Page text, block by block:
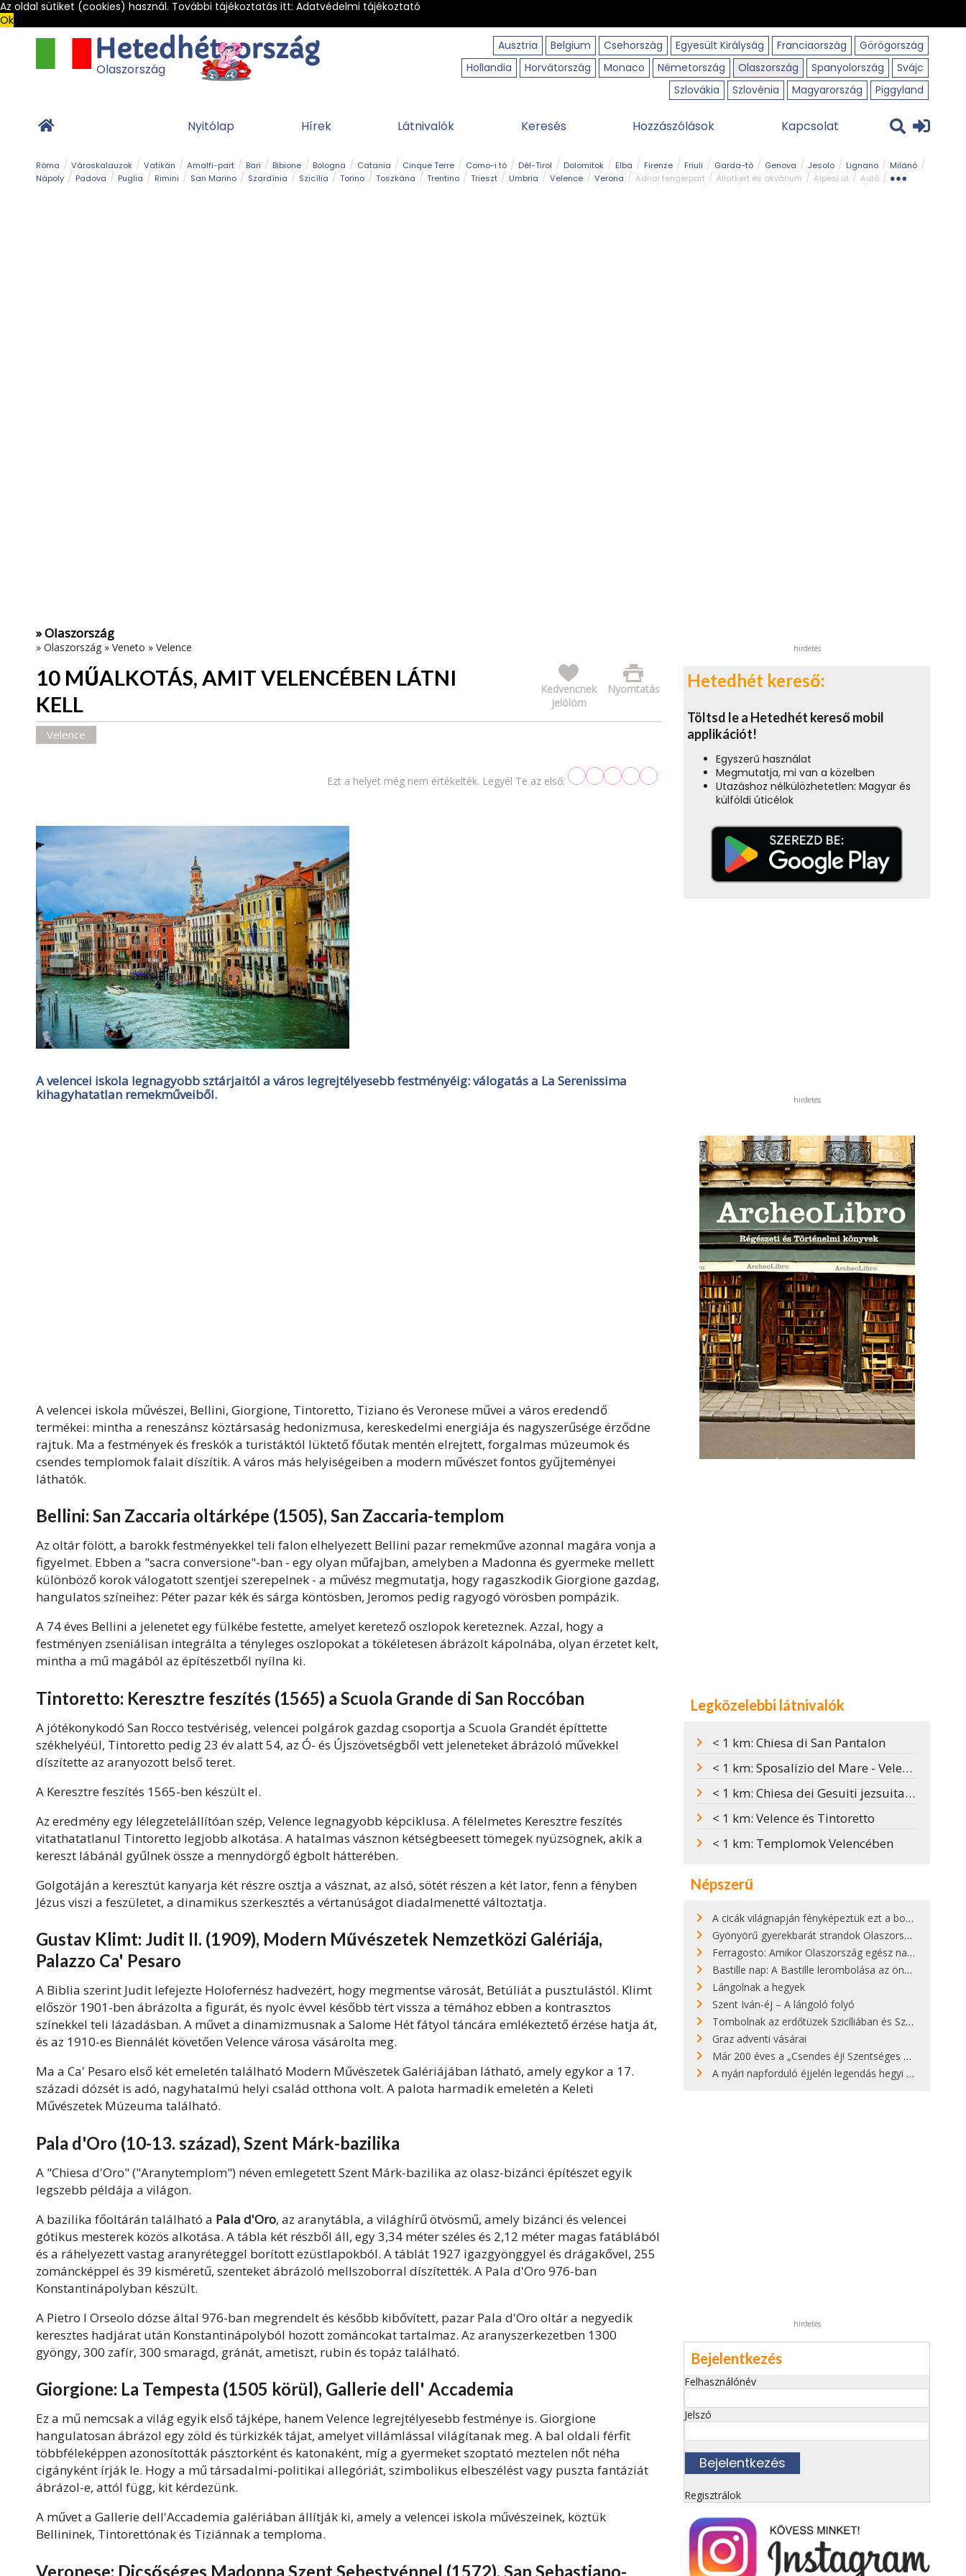
Az oldal sütiket (cookies) használ. További tájékoztatás itt: Adatvédelmi tájékoztató
Ok
Ausztria
Belgium Csehország Egyesült Királyság Franciaország
Görögország
Hollandia
Horvátország Monaco Németország Olaszország Spanyolország
Svájc
Szlovákia
Szlovénia Magyarország Piggyland
Olaszország
Nyitólap Hírek Látnivalók Keresés Hozzászólások Kapcsolat
Róma Városkalauzok Vatikán Amalfi-part Bari Bibione Bologna Catania Cinque Terre Como-i tó Dél-Tirol Dolomitok Elba Firenze Friuli Garda-tó Genova Jesolo Lignano
Milánó
Nápoly
Padova Puglia Rimini San Marino Szardínia Szicília Torino Toszkána Trentino Trieszt Umbria Velence Verona Adriai tengerpart Állatkert és akvárium Alpesi út
Autó
» Olaszország
» Olaszország » Veneto » Velence
10 MŰALKOTÁS, AMIT VELENCÉBEN LÁTNI
KELL
Nyomtatás
Kedvencnek
jelölöm
Velence
Ezt a helyet még nem értékelték. Legyél Te az első:
A velencei iskola legnagyobb sztárjaitól a város legrejtélyesebb festményéig: válogatás a La Serenissima
kihagyhatatlan remekműveiből.
A velencei iskola művészei, Bellini, Giorgione, Tintoretto, Tiziano és Veronese művei a város eredendő
termékei: mintha a reneszánsz köztársaság hedonizmusa, kereskedelmi energiája és nagyszerűsége érződne
rajtuk. Ma a festmények és freskók a turistáktól lüktető főutak mentén elrejtett, forgalmas múzeumok és
csendes templomok falait díszítik. A város más helyiségeiben a modern művészet fontos gyűjteményei
láthatók.
Bellini: San Zaccaria oltárképe (1505), San Zaccaria-templom
Az oltár fölött, a barokk festményekkel teli falon elhelyezett Bellini pazar remekműve azonnal magára vonja a
figyelmet. Ebben a "sacra conversione"-ban - egy olyan műfajban, amelyben a Madonna és gyermeke mellett
különböző korok válogatott szentjei szerepelnek - a művész megmutatja, hogy ragaszkodik Giorgione gazdag,
hangulatos színeihez: Péter pazar kék és sárga köntösben, Jeromos pedig ragyogó vörösben pompázik.
A 74 éves Bellini a jelenetet egy fülkébe festette, amelyet keretező oszlopok kereteznek. Azzal, hogy a
festményen zseniálisan integrálta a tényleges oszlopokat a tökéletesen ábrázolt kápolnába, olyan érzetet kelt,
mintha a mű magából az építészetből nyílna ki.
Tintoretto: Keresztre feszítés (1565) a Scuola Grande di San Roccóban
A jótékonykodó San Rocco testvériség, velencei polgárok gazdag csoportja a Scuola Grandét építtette
székhelyéül, Tintoretto pedig 23 év alatt 54, az Ó- és Újszövetségből vett jeleneteket ábrázoló művekkel
díszítette az aranyozott belső teret.
A Keresztre feszítés 1565-ben készült el.
Az eredmény egy lélegzetelállítóan szép, Velence legnagyobb képciklusa. A félelmetes Keresztre feszítés
vitathatatlanul Tintoretto legjobb alkotása. A hatalmas vásznon kétségbeesett tömegek nyüzsögnek, akik a
kereszt lábánál gyűlnek össze a mennydörgő égbolt hátterében.
Golgotáján a keresztút kanyarja két részre osztja a vásznat, az alsó, sötét részen a két lator, fenn a fényben
Jézus viszi a feszületet, a dinamikus szerkesztés a vértanúságot diadalmenetté változtatja.
Gustav Klimt: Judit II. (1909), Modern Művészetek Nemzetközi Galériája,
Palazzo Ca' Pesaro
A Biblia szerint Judit lefejezte Holofernész hadvezért, hogy megmentse városát, Betúliát a pusztulástól. Klimt
először 1901-ben ábrázolta a figurát, és nyolc évvel később tért vissza a témához ebben a kontrasztos
színekkel teli lázadásban. A művet a dinamizmusnak a Salome Hét fátyol táncára emlékeztető érzése hatja át,
és az 1910-es Biennálét követően Velence városa vásárolta meg.
Ma a Ca' Pesaro első két emeletén található Modern Művészetek Galériájában látható, amely egykor a 17.
századi dózsét is adó, nagyhatalmú helyi család otthona volt. A palota harmadik emeletén a Keleti
Művészetek Múzeuma található.
Pala d'Oro (10-13. század), Szent Márk-bazilika
A "Chiesa d'Oro" ("Aranytemplom") néven emlegetett Szent Márk-bazilika az olasz-bizánci építészet egyik
legszebb példája a világon.
A bazilika főoltárán található a Pala d'Oro, az aranytábla, a világhírű ötvösmű, amely bizánci és velencei
gótikus mesterek közös alkotása. A tábla két részből áll, egy 3,34 méter széles és 2,12 méter magas fatáblából
és a ráhelyezett vastag aranyréteggel borított ezüstlapokból. A táblát 1927 igazgyönggyel és drágakővel, 255
zománcképpel és 39 kisméretű, szenteket ábrázoló mellszoborral díszítették. A Pala d'Oro 976-ban
Konstantinápolyban készült.
A Pietro I Orseolo dózse által 976-ban megrendelt és később kibővített, pazar Pala d'Oro oltár a negyedik
keresztes hadjárat után Konstantinápolyból hozott zománcokat tartalmaz. Az aranyszerkezetben 1300
gyöngy, 300 zafír, 300 smaragd, gránát, ametiszt, rubin és topáz található.
Giorgione: La Tempesta (1505 körül), Gallerie dell' Accademia
Ez a mű nemcsak a világ egyik első tájképe, hanem Velence legrejtélyesebb festménye is. Giorgione
hangulatosan ábrázol egy zöld és türkizkék tájat, amelyet villámlással világítanak meg. A bal oldali férfit
többféleképpen azonosították pásztorként és katonaként, míg a gyermeket szoptató meztelen nőt néha
cigányként írják le. Hogy a mű társadalmi-politikai allegóriát, szimbolikus elbeszélést vagy puszta fantáziát
ábrázol-e, attól függ, kit kérdezünk.
A művet a Gallerie dell'Accademia galériában állítják ki, amely a velencei iskola művészeinek, köztük
Bellininek, Tintorettónak és Tiziánnak a temploma.
Veronese: Dicsőséges Madonna Szent Sebestyénnel (1572), San Sebastiano-
hirdetés
Hetedhét kereső:
Töltsd le a Hetedhét kereső mobil
applikációt!
Egyszerű használat
Megmutatja, mi van a közelben
Utazáshoz nélkülözhetetlen: Magyar és
külföldi úticélok
hirdetés
Legközelebbi látnivalók
< 1 km: Chiesa di San Pantalon
< 1 km: Sposalizio del Mare - Velence házassága a tengerrel
< 1 km: Chiesa dei Gesuiti jezsuita templom Velencében
< 1 km: Velence és Tintoretto
< 1 km: Templomok Velencében
Népszerű
A cicák világnapján fényképeztük ezt a bokor alatt hűsölő cicát Kisorosziban
Gyönyörű gyerekbarát strandok Olaszországban - megmutatjuk a 15 legjobbat
Ferragosto: Amikor Olaszország egész nap nyaral
Bastille nap: A Bastille lerombolása az önkényuralom végét jelentette
Lángolnak a hegyek
Szent Iván-éj – A lángoló folyó
Tombolnak az erdőtüzek Szicíliában és Szardínián
Graz adventi vásárai
Már 200 éves a „Csendes éj! Szentséges éj!”
A nyári napforduló éjjelén legendás hegyi tüzek világítják meg Zugspitzét
hirdetés
Bejelentkezés
Felhasználónév
Jelszó
Regisztrálok